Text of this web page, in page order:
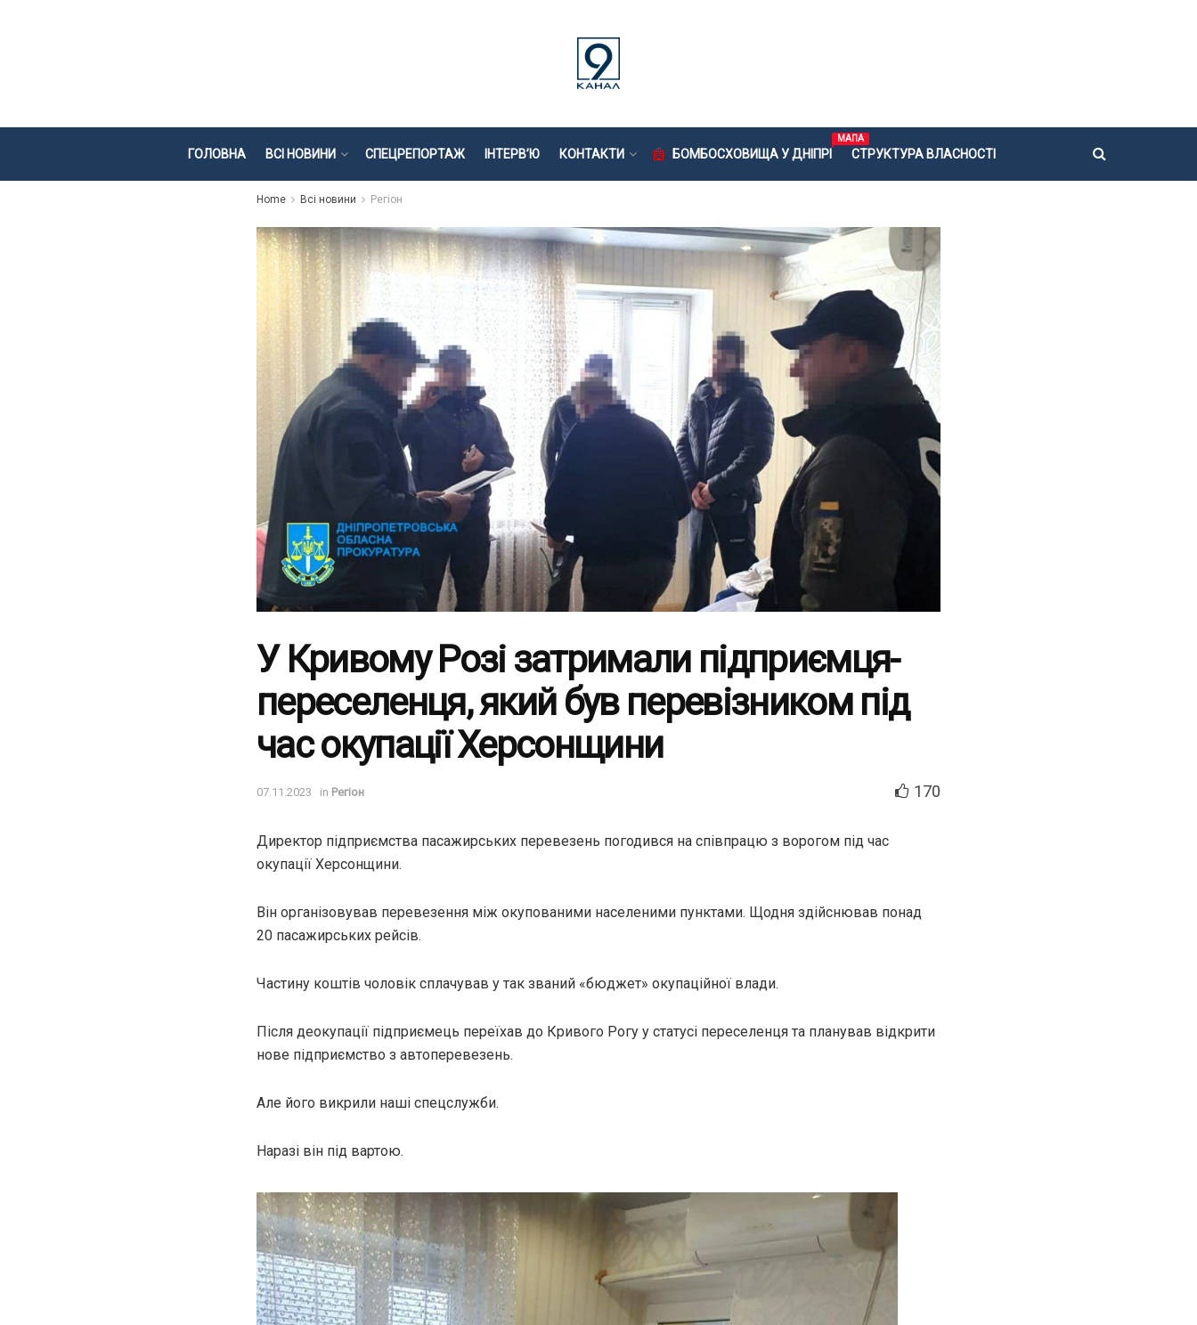
ГОЛОВНА ВСІ НОВИНИ СПЕЦРЕПОРТАЖ ІНТЕРВ’Ю КОНТАКТИ БОМБОСХОВИЩА У ДНІПРІ
МАПА
СТРУКТУРА ВЛАСНОСТІ
Home Всі новини Регіон
У Кривому Розі затримали підприємця-
переселенця, який був перевізником під
час окупації Херсонщини
07.11.2023 in Регіон 170
Директор підприємства пасажирських перевезень погодився на співпрацю з ворогом під час
окупації Херсонщини.
Він організовував перевезення між окупованими населеними пунктами. Щодня здійснював понад
20 пасажирських рейсів.
Частину коштів чоловік сплачував у так званий «бюджет» окупаційної влади.
Після деокупації підприємець переїхав до Кривого Рогу у статусі переселенця та планував відкрити
нове підприємство з автоперевезень.
Але його викрили наші спецслужби.
Наразі він під вартою.